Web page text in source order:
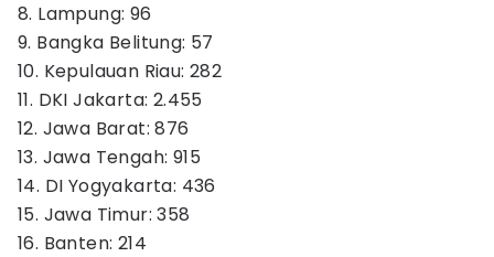
8. Lampung: 96
9. Bangka Belitung: 57
10. Kepulauan Riau: 282
11. DKI Jakarta: 2.455
12. Jawa Barat: 876
13. Jawa Tengah: 915
14. DI Yogyakarta: 436
15. Jawa Timur: 358
16. Banten: 214